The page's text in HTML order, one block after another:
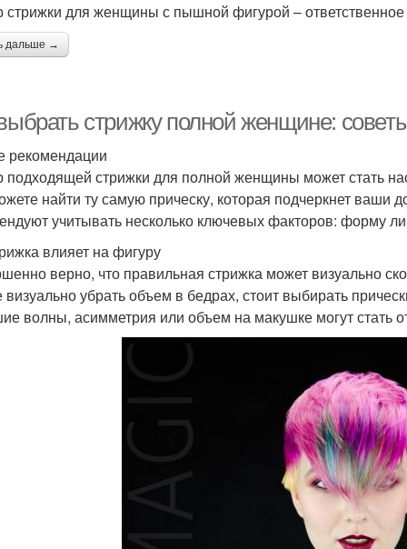
для женщины с пышной фигурой – ответственное
дальше →
стрижку полной женщине:
рекомендации
стрижки для полной женщины может стать
найти ту самую прическу, которая подчеркнет ваши
учитывать несколько ключевых факторов: форму
влияет на фигуру
верно, что правильная стрижка может визуально
визуально убрать объем в бедрах, стоит выбирать
волны, асимметрия или объем на макушке могут стать